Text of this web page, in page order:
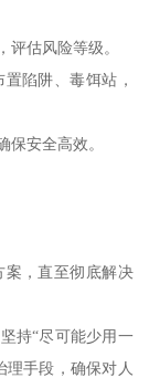
评估风险等级。
陷阱、毒饵站，
保安全高效。
案，直至彻底解决
持“尽可能少用一
理手段，确保对人